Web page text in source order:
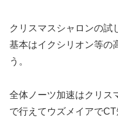
クリスマスシャロンの試
基本はイクシリオン等の
う。
全体ノーツ加速はクリス
で行えてウズメイアで